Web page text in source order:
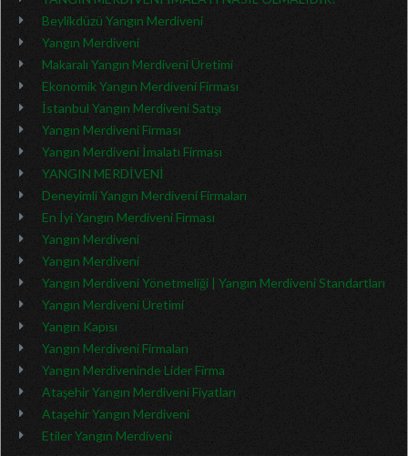
Beylikdüzü Yangın Merdiveni
Yangın Merdiveni
Makaralı Yangın Merdiveni Üretimi
Ekonomik Yangın Merdiveni Firması
İstanbul Yangın Merdiveni Satışı
Yangın Merdiveni Firması
Yangın Merdiveni İmalatı Firması
YANGIN MERDİVENİ
Deneyimli Yangın Merdiveni Firmaları
En İyi Yangın Merdiveni Firması
Yangın Merdiveni
Yangın Merdiveni
Yangın Merdiveni Yönetmeliği | Yangın Merdiveni Standartları
Yangın Merdiveni Üretimi
Yangın Kapısı
Yangın Merdiveni Firmaları
Yangın Merdiveninde Lider Firma
Ataşehir Yangın Merdiveni Fiyatları
Ataşehir Yangın Merdiveni
Etiler Yangın Merdiveni